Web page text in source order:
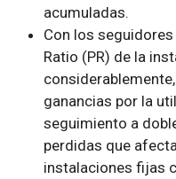
acumuladas.
Con los
Ratio (PR) de la
ganancias por la
seguimiento a
perdidas que
instalaciones fijas